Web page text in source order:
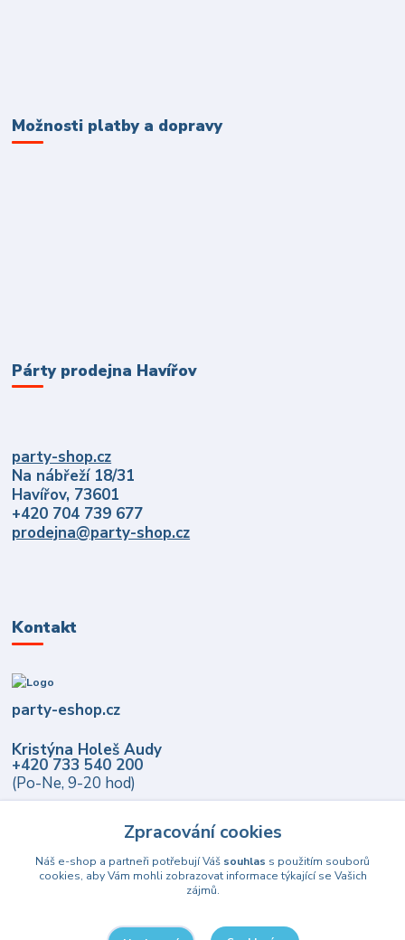
Možnosti platby a dopravy
Párty prodejna Havířov
party-shop.cz
Na nábřeží 18/31
Havířov, 73601
+420 704 739 677
prodejna@party-shop.cz
Kontakt
party-eshop.cz
Kristýna Holeš Audy
+420 733 540 200
(Po-Ne, 9-20 hod)
Zpracování cookies
Náš e-shop a partneři potřebují Váš souhlas s použitím souborů
cookies, aby Vám mohli zobrazovat informace týkající se Vašich
zájmů.